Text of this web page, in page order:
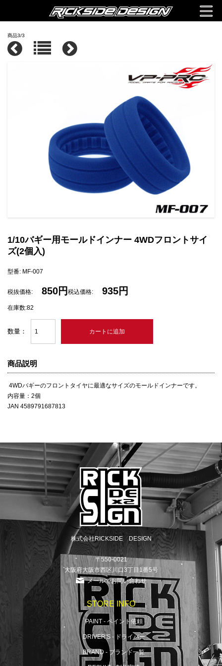
商品3/3
1/10バギー用モールドインナー 4WDフロントサイ
ズ(2個入)
型番: MF-007
税抜価格: 850円 税込価格: 935円
在庫数:82
数量：
商品説明
4WDバギーのフロントタイヤに最適なサイズのモールドインナーです。
内容量：2個
JAN 4589791687813
株式会社RICKSIDE DESIGN
〒550-0021
大阪府大阪市西区川口3丁目1番5号
メールでお問い合わせ
STORE INFO
PAINT - ペイント依頼
DRIVER'S - ドライバー
BRAND - ブランド一覧